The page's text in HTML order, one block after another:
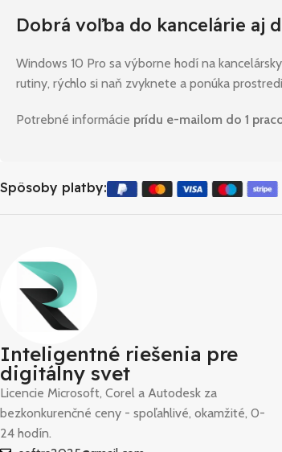
Dobrá voľba do kancelárie aj
Windows 10 Pro sa výborne hodí na
rutiny, rýchlo si naň zvyknete a ponúka
Potrebné informácie prídu e-mailom do 1
Spôsoby platby:
Inteligentné riešenia pre
digitálny svet
Licencie Microsoft, Corel a Autodesk za
bezkonkurenčné ceny - spoľahlivé, okamžité, 0-
24 hodín.